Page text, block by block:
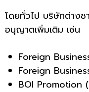
โดยทั่วไป บริษัทต่าง
อนุญาตเพิ่มเติม เช่น
Foreign
Foreign
BOI Promotion